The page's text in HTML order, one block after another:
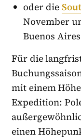
oder die
November
Buenos
Für die
mit einem
Expedition:
einen